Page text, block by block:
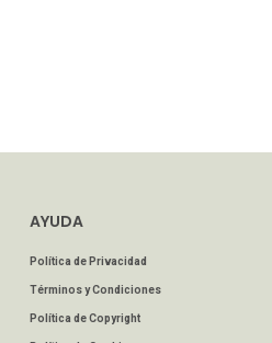
AYUDA
Política de Privacidad
Términos y Condiciones
Política de Copyright